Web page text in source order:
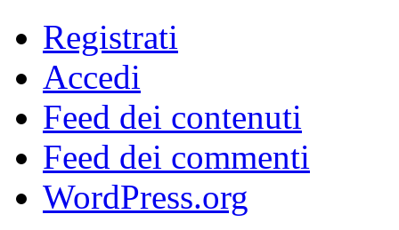
Registrati
Accedi
Feed dei contenuti
Feed dei commenti
WordPress.org